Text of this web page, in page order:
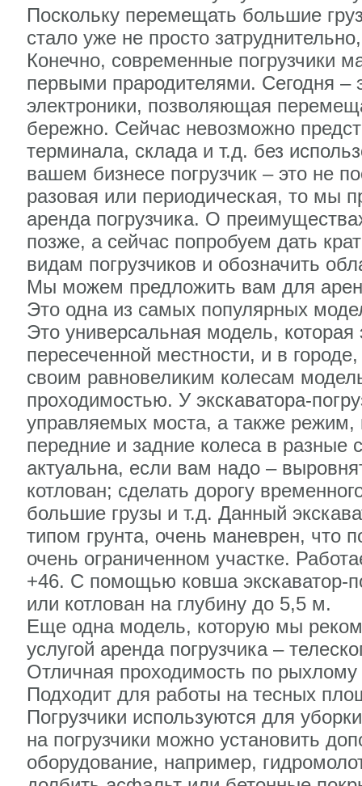
Поскольку перемещать большие
стало уже не просто
Конечно, современные погрузчики
первыми прародителями. Сегодня –
электроники, позволяющая
бережно. Сейчас невозможно
терминала, склада и т.д. без
вашем бизнесе погрузчик – это не
разовая или периодическая, то мы
аренда погрузчика. О
позже, а сейчас попробуем дать
видам погрузчиков и обозначить
Мы можем предложить вам для
Это одна из самых популярных
Это универсальная модель,
пересеченной местности, и в
своим равновеликим колесам
проходимостью. У экскаватора-
управляемых моста, а также режим,
передние и задние колеса в разные
актуальна, если вам надо –
котлован; сделать дорогу
большие грузы и т.д. Данный
типом грунта, очень маневрен, что
очень ограниченном участке.
+46. С помощью ковша экскаватор-
или котлован на глубину до 5,5 м.
Еще одна модель, которую мы
услугой аренда погрузчика –
Отличная проходимость по
Подходит для работы на тесных
Погрузчики используются для
на погрузчики можно установить
оборудование, например,